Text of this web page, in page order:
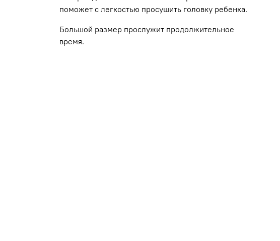
поможет с легкостью просушить головку ребенка.
Большой размер прослужит продолжительное
время.